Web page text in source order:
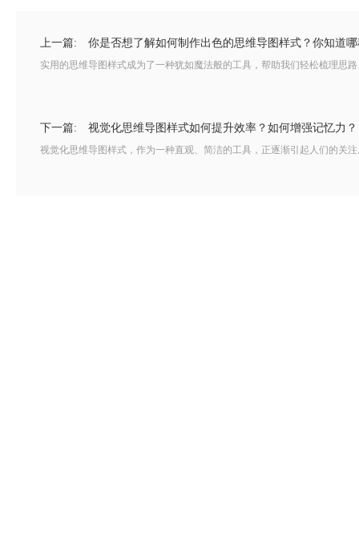
上一篇: 你是否想了解如何制作出色的思维导图样式？你知道
实用的思维导图样式成为了一种犹如魔法般的工具，帮助我们轻松梳理思
下一篇: 视觉化思维导图样式如何提升效率？如何增强记忆力？
视觉化思维导图样式，作为一种直观、简洁的工具，正逐渐引起人们的关